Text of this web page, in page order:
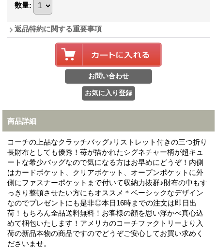
数量:
返品特約に関する重要事項
商品詳細
コーチの上品なクラッチバッグ♪リストレット付きの三つ折り
長財布としても優秀！苺が描かれたシグネチャー柄が超キュ
ートな希少バッグなので気になる方はお早めにどうぞ！内側
はカードポケット、クリアポケット、オープンポケットに外
側にファスナーポケットまで付いて収納力抜群♪財布の中もす
っきり整頓させたい方にもオススメ＊ベーシックなデザイン
なのでプレゼントにも是非◎本日16時までの注文は即日出
荷！もちろん全品送料無料！お客様の顔を思い浮かべ真心込
めて梱包いたします！アメリカのコーチファクトリーより入
荷の新品本物の商品ですのでどうぞご安心してお買い求めく
ださいませ。